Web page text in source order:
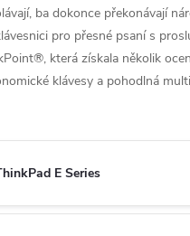
ba dokonce překonávají
pro přesné psaní s
která získala několik
klávesy a pohodlná
E Series